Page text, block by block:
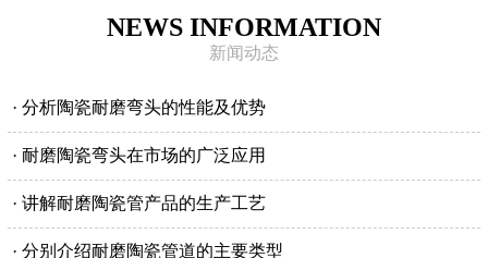
NEWS INFORMATION
新闻动态
· 分析陶瓷耐磨弯头的性能及优势
· 耐磨陶瓷弯头在市场的广泛应用
· 讲解耐磨陶瓷管产品的生产工艺
· 分别介绍耐磨陶瓷管道的主要类型